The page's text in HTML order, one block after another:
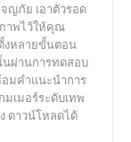
ญภัย เอาตัวรอด
าพไว้ให้คุณ
งหลายขั้นตอน
ผ่านการทดสอบ
อมคำแนะนำการ
มเมอร์ระดับเทพ
ดาวน์โหลดได้